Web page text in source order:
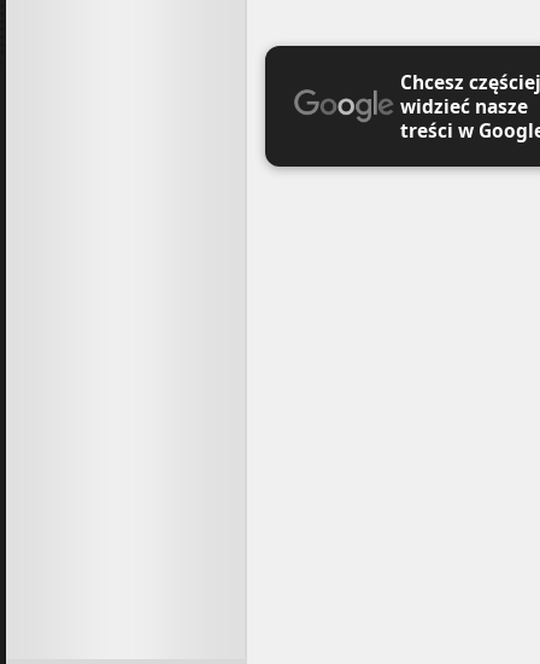
Chcesz częściej
widzieć nasze
treści w